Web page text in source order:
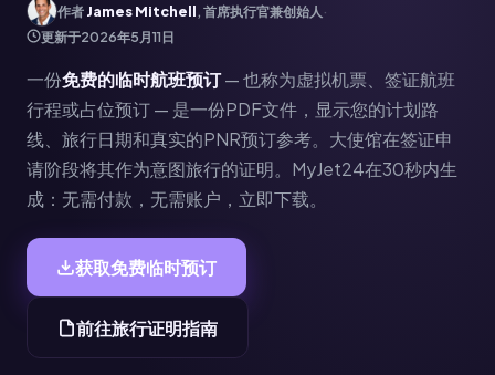
作者James Mitchell, 首席执行官兼创始人 ·
更新于2026年5月11日
一份免费的临时航班预订— 也称为虚拟机票、签证航班
行程或占位预订 — 是一份PDF文件，显示您的计划路
线、旅行日期和真实的PNR预订参考。大使馆在签证申
请阶段将其作为意图旅行的证明。MyJet24在30秒内生
成：无需付款，无需账户，立即下载。
获取免费临时预订
前往旅行证明指南